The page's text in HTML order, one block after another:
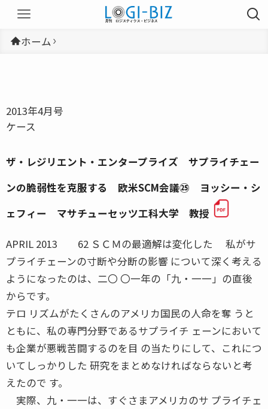
ホーム
2013年4月号
ケース
ザ・レジリエント・エンタープライズ サプライチェー
ンの脆弱性を克服する 欧米SCM会議㉕ ヨッシー・シ
ェフィー マサチューセッツ工科大学 教授
APRIL 2013 62 ＳＣＭの最適解は変化した 私がサ
プライチェーンの寸断や分断の影響 について深く考える
ようになったのは、二〇 〇一年の「九・一一」の直後
からです。
テロ リズムがたくさんのアメリカ国民の人命を奪 うと
ともに、私の専門分野であるサプライチ ェーンにおいて
も企業が悪戦苦闘するのを目 の当たりにして、これにつ
いてしっかりした 研究をまとめなければならないと考
えたので す。
実際、九・一一は、すぐさまアメリカのサ プライチェ